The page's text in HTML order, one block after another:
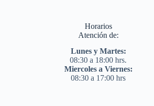
Horarios
Atención de:
Lunes y Martes:
08:30 a 18:00 hrs.
Miercoles a Viernes:
08:30 a 17:00 hrs